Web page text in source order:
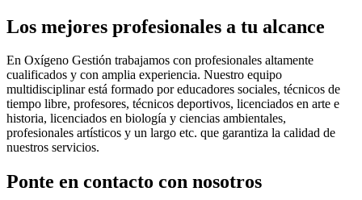
Los mejores profesionales a tu alcance
En Oxígeno Gestión trabajamos con profesionales altamente
cualificados y con amplia experiencia. Nuestro equipo
multidisciplinar está formado por educadores sociales, técnicos de
tiempo libre, profesores, técnicos deportivos, licenciados en arte e
historia, licenciados en biología y ciencias ambientales,
profesionales artísticos y un largo etc. que garantiza la calidad de
nuestros servicios.
Ponte en contacto con nosotros